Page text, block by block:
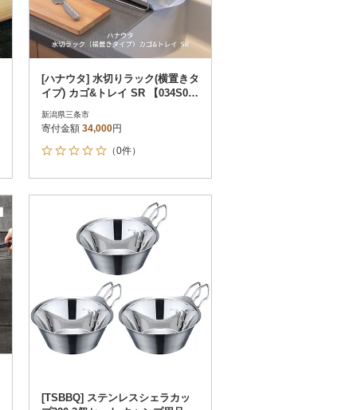
[ハナウタ] 水切りラック(横置きタ
イプ) カゴ&トレイ SR 【034S00
新潟県三条市
寄付金額 34,000円
（0件）
[TSBBQ] ステンレスシェラカッ